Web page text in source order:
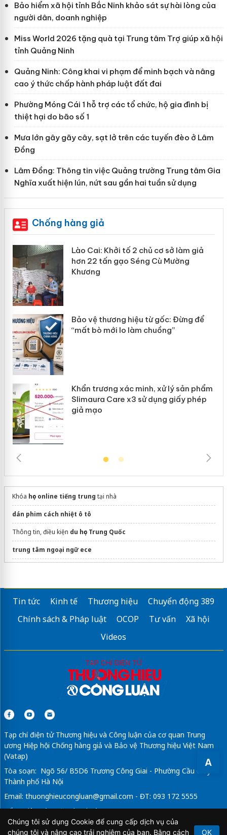
A
Bảo hiểm xã hội tỉnh Bắc Ninh khảo sát sự hài lòng của
người dân, doanh nghiệp
Miss World 2026 tặng quà tại Trung tâm Trợ giúp xã hội
tỉnh Quảng Ninh
Quảng Ninh: Công khai vi phạm để minh bạch và nâng
cao ý thức chấp hành pháp luật đất đai
Phường Móng Cái 1 hỗ trợ các tổ chức, hộ gia đình bị
thiệt hại do bão số 1
Mưa lớn gây gãy cây, sạt lở trên các tuyến đèo ở Lâm
Đồng
Lâm Đồng: Thông tin việc Quảng trường Trung tâm Gia
Nghĩa xuất hiện lún, nứt sau gần hai tuần sử dụng
Chống hàng giả
Lào Cai: Khởi tố 2 chủ cơ sở làm giả
hơn 22 tấn gạo Séng Cù Mường
Khương
Bảo vệ thương hiệu từ gốc: Đừng để
“mất bò mới lo làm chuồng”
Khẩn trương xác minh, xử lý sản phẩm
Slimaura Care x3 sử dụng giấy phép
giả mạo
Khóa học online tiếng trung tại nhà
dán phim cách nhiệt ô tô
Thông tin, điều kiện du học Trung Quốc
trung tâm ngoại ngữ ece
Mạng xã hội học sinh FQA
Sửa máy rửa bát bosch
Tin tức Kinh tế Thương hiệu
Chuyển động 389
Chính sách & Pháp luật
OCOP Tư vấn
Xã hội
Videos
Tạp chí điện tử Thương hiệu và Công luận của cơ quan Trung
ương Hiệp hội Chống hàng giả và Bảo vệ Thương hiệu Việt Nam
(Vatap)
Tòa soạn: Ngõ 56/ B5D6 Trương Công Giai - Phường Cầu Giấy -
Thành phố Hà Nội
Email: thuonghieucongluan@gmail.com - ĐT: 093 172 5555
Tổng Biên Tập: Vũ Đức Thuận
Giấy phép hoạt động báo chí điện tử số 64/GP-BTTTT do Bộ
Chúng tôi sử dụng Cookie để cung cấp dịch vụ của
chúng tôi và nâng cao trải nghiệm của bạn. Bằng cách
OK